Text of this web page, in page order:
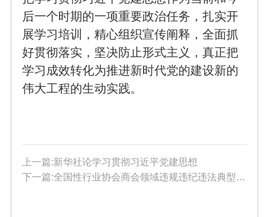
后一个时期的一项重要政治任务，扎实开
展学习培训，精心组织宣传阐释，全面抓
好贯彻落实，坚决防止形式主义，真正把
学习成效转化为推进新时代党的建设新的
伟大工程的生动实践。
上一篇:新华社论学习贯彻习近平党建思想
下一篇:全国性行业协会商会领域违规违纪违法典型案例